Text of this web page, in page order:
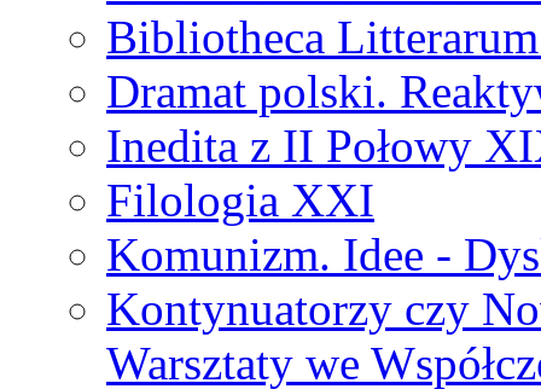
Bibliotheca
Dramat polski.
Inedita z II Połowy
Filologia XXI
Komunizm. Idee -
Kontynuatorzy czy
Warsztaty we